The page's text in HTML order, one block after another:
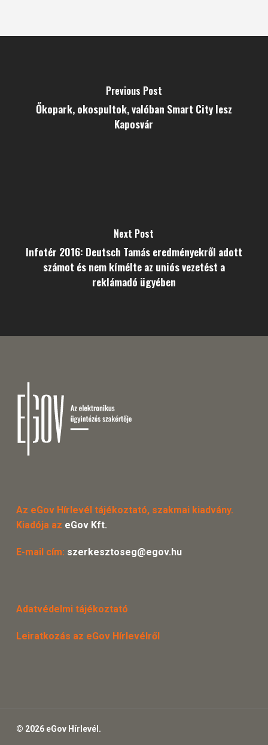
Previous Post
Őkopark, okospultok, valóban Smart City lesz
Kaposvár
Next Post
Infotér 2016: Deutsch Tamás eredményekről adott
számot és nem kímélte az uniós vezetést a
reklámadó ügyében
Az eGov Hírlevél tájékoztató, szakmai kiadvány.
Kiadója az eGov Kft.
E-mail cím: szerkesztoseg@egov.hu
Adatvédelmi tájékoztató
Leiratkozás az eGov Hírlevélről
© 2026 eGov Hírlevél.